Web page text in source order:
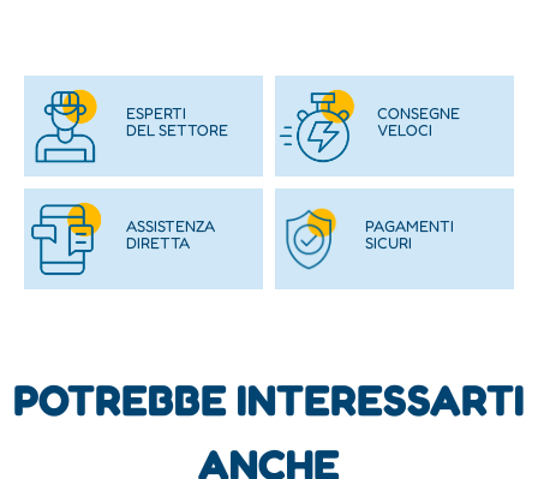
ESPERTI
DEL SETTORE
CONSEGNE
VELOCI
ASSISTENZA
DIRETTA
PAGAMENTI
SICURI
POTREBBE INTERESSARTI
ANCHE